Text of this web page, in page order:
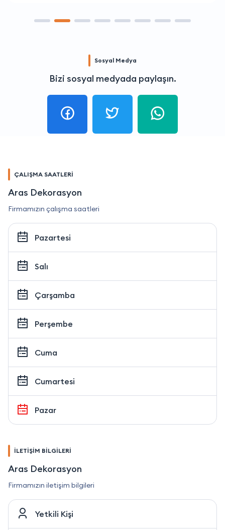
Sosyal Medya
Bizi sosyal medyada paylaşın.
ÇALIŞMA SAATLERİ
Aras Dekorasyon
Firmamızın çalışma saatleri
Pazartesi
Salı
Çarşamba
Perşembe
Cuma
Cumartesi
Pazar
İLETİŞİM BİLGİLERİ
Aras Dekorasyon
Firmamızın iletişim bilgileri
Yetkili Kişi